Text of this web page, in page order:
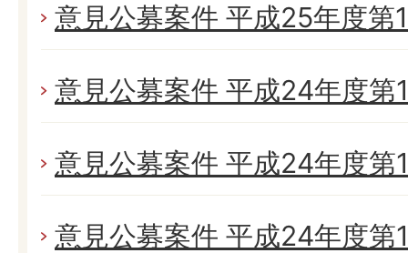
意見公募案件 平成25年度第
意見公募案件 平成24年度第
意見公募案件 平成24年度第
意見公募案件 平成24年度第